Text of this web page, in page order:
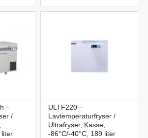
–
/
liter
ULTF220 –
Lavtemperaturfryser /
Ultrafryser, Kasse,
-86°C/-40°C, 189 liter